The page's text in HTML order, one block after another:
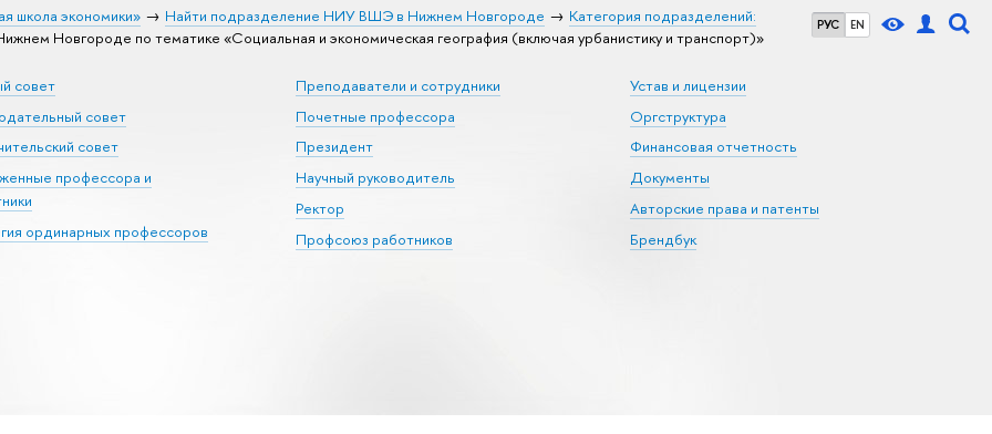
РУС EN
школа экономики» Найти подразделение НИУ ВШЭ в Нижнем Новгороде
Категория подразделений:
Новгороде по тематике «Социальная и экономическая география (включая урбанистику и транспорт)»
совет
совет
совет
профессора и
ординарных профессоров
Преподаватели и сотрудники
Почетные профессора
Президент
Научный руководитель
Ректор
Профсоюз работников
Устав и лицензии
Оргструктура
Финансовая отчетность
Документы
Авторские права и патенты
Брендбук